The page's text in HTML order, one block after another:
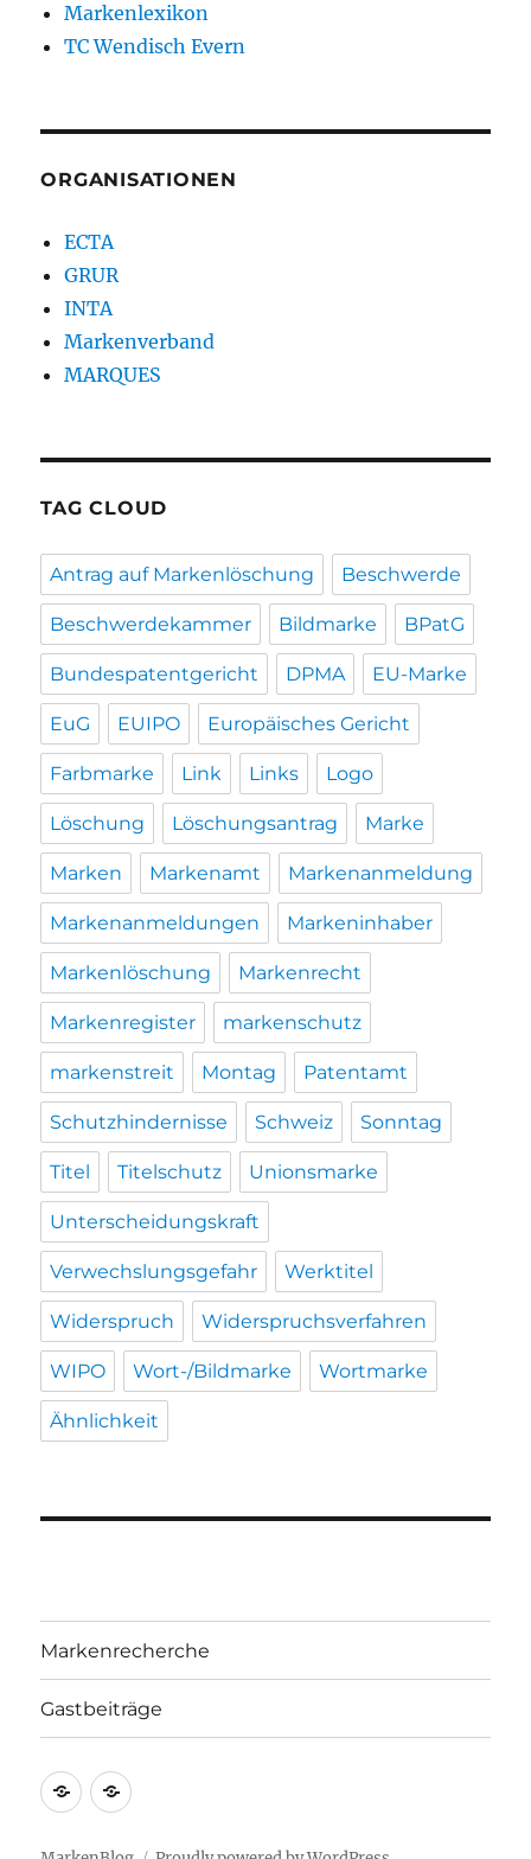
Markenlexikon
TC Wendisch Evern
ORGANISATIONEN
ECTA
GRUR
INTA
Markenverband
MARQUES
TAG CLOUD
Antrag auf Markenlöschung Beschwerde
Beschwerdekammer Bildmarke BPatG
Bundespatentgericht DPMA EU-Marke
EuG EUIPO Europäisches Gericht
Farbmarke Link Links Logo
Löschung Löschungsantrag Marke
Marken Markenamt Markenanmeldung
Markenanmeldungen Markeninhaber
Markenlöschung Markenrecht
Markenregister markenschutz
markenstreit Montag Patentamt
Schutzhindernisse Schweiz Sonntag
Titel Titelschutz Unionsmarke
Unterscheidungskraft
Verwechslungsgefahr Werktitel
Widerspruch Widerspruchsverfahren
WIPO Wort-/Bildmarke Wortmarke
Ähnlichkeit
Markenrecherche
Gastbeiträge
Markenrecherche
Gastbeiträge